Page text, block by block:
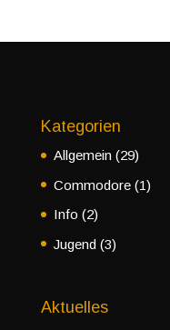
Kategorien
Allgemein (29)
Commodore(1)
Info (2)
Jugend (3)
Aktuelles